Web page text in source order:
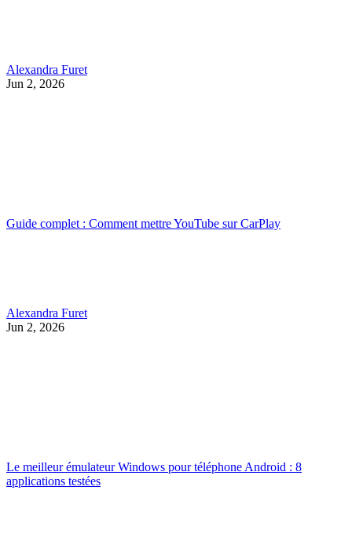
Alexandra Furet
Jun 2, 2026
Guide complet : Comment mettre YouTube sur CarPlay
Alexandra Furet
Jun 2, 2026
Le meilleur émulateur Windows pour téléphone Android : 8
applications testées